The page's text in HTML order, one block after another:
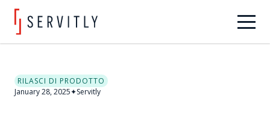
RILASCI DI PRODOTTO
January 28, 2025✦Servitly